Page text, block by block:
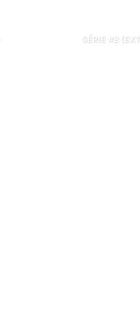
SÉRIE #2